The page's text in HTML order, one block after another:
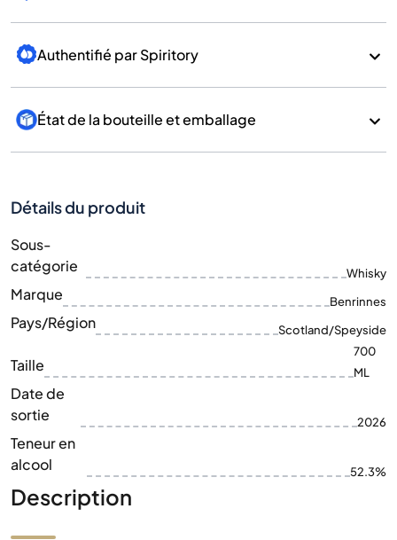
Authentifié par Spiritory
État de la bouteille et emballage
Détails du produit
Sous-
catégorie
Whisky
Marque Benrinnes
Pays/Région Scotland/Speyside
Taille
700
ML
Date de
sortie
2026
Teneur en
alcool
52.3%
Description